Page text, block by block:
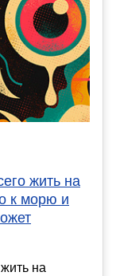
жить на
к морю и
на